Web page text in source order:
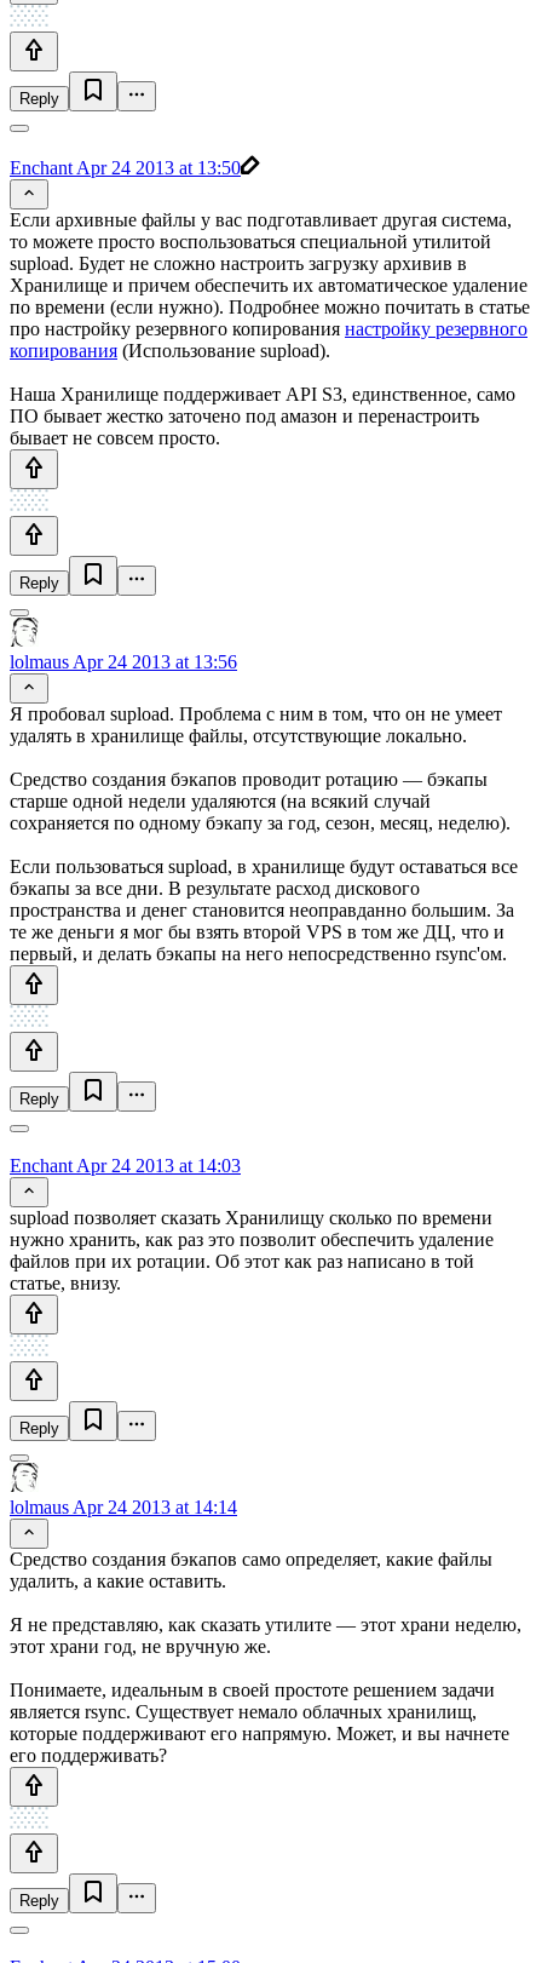
Reply
Enchant Apr 24 2013 at 13:50
Если архивные файлы у вас подготавливает другая система,
то можете просто воспользоваться специальной утилитой
supload. Будет не сложно настроить загрузку архивив в
Хранилище и причем обеспечить их автоматическое удаление
по времени (если нужно). Подробнее можно почитать в статье
про настройку резервного копирования настройку резервного
копирования (Использование supload).
Наша Хранилище поддерживает API S3, единственное, само
ПО бывает жестко заточено под амазон и перенастроить
бывает не совсем просто.
Reply
lolmaus Apr 24 2013 at 13:56
Я пробовал supload. Проблема с ним в том, что он не умеет
удалять в хранилище файлы, отсутствующие локально.
Средство создания бэкапов проводит ротацию — бэкапы
старше одной недели удаляются (на всякий случай
сохраняется по одному бэкапу за год, сезон, месяц, неделю).
Если пользоваться supload, в хранилище будут оставаться все
бэкапы за все дни. В результате расход дискового
пространства и денег становится неоправданно большим. За
те же деньги я мог бы взять второй VPS в том же ДЦ, что и
первый, и делать бэкапы на него непосредственно rsync'ом.
Reply
Enchant Apr 24 2013 at 14:03
supload позволяет сказать Хранилищу сколько по времени
нужно хранить, как раз это позволит обеспечить удаление
файлов при их ротации. Об этот как раз написано в той
статье, внизу.
Reply
lolmaus Apr 24 2013 at 14:14
Средство создания бэкапов само определяет, какие файлы
удалить, а какие оставить.
Я не представляю, как сказать утилите — этот храни неделю,
этот храни год, не вручную же.
Понимаете, идеальным в своей простоте решением задачи
является rsync. Существует немало облачных хранилищ,
которые поддерживают его напрямую. Может, и вы начнете
его поддерживать?
Reply